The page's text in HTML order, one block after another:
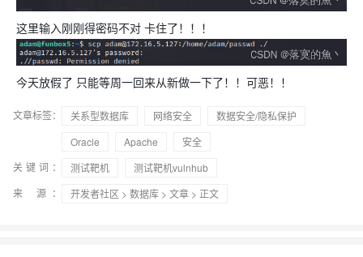
这里输入刚刚得密码不对 卡住了！！！
今天放假了 只能等周一回来从新做一下了！！可恶！！
文章标签： 关系型数据库 网络安全
数据安全/隐私保护
Oracle
Apache
安全
关键词：
测试靶机
测试靶机vulnhub
来 源：
开发者社区 > 数据库 > 文章 > 正文